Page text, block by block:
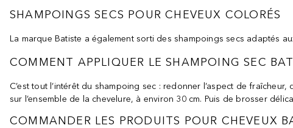
SHAMPOINGS SECS POUR CHEVEUX COLORÉS
La marque Batiste a également sorti des shampoings secs adaptés
COMMENT APPLIQUER LE SHAMPOING SEC
C’est tout l’intérêt du shampoing sec : redonner l’aspect de
sur l’ensemble de la chevelure, à environ 30 cm. Puis de brosser
COMMANDER LES PRODUITS POUR CHEVEUX